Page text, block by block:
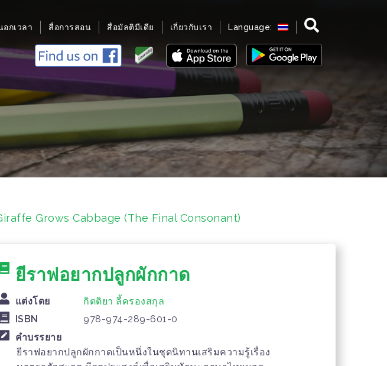
กเวลา สื่อการสอน สื่อมัลติมีเดีย เกี่ยวกับเรา Language:
Grows Cabbage (The Final Consonant)
ยีราฟอยากปลูกผักกาด
แต่งโดย
กิตติยา ลี้ครองสกุล
ISBN
978-974-289-601-0
คำบรรยาย
ยีราฟอยากปลูกผักกาดเป็นหนึ่งในชุดนิทานเสริมความรู้เรื่อง